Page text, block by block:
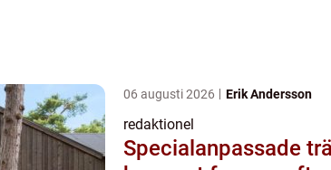
06 augusti 2026 Erik Andersson
redaktionel
Specialanpassade